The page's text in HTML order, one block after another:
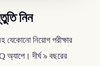
নিন
যেকোনো নিয়োগ পরীক্ষার
অ্যাপে। দীর্ঘ ৯ বছরের